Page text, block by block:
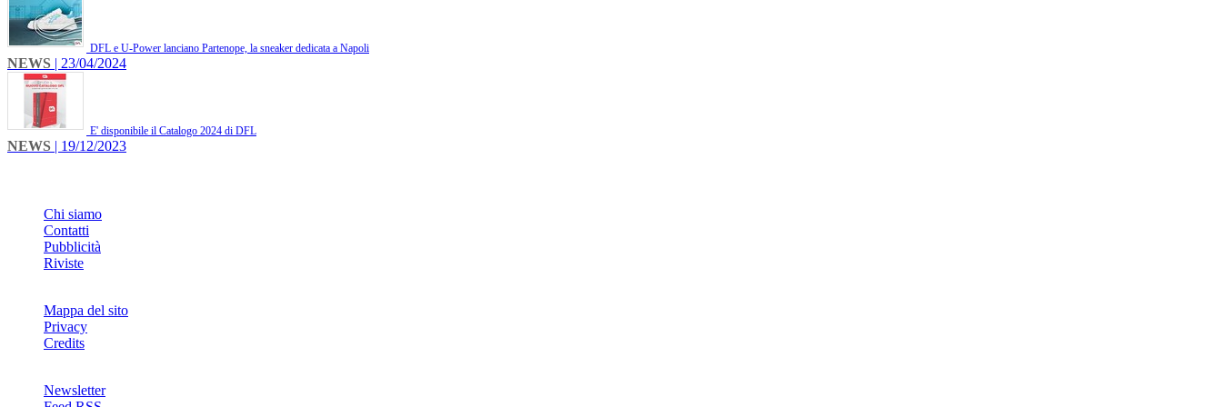
DFL e U-Power lanciano Partenope, la sneaker dedicata a Napoli
NEWS | 23/04/2024
E' disponibile il Catalogo 2024 di DFL
NEWS | 19/12/2023
Chi siamo
Contatti
Pubblicità
Riviste
Mappa del sito
Privacy
Credits
Newsletter